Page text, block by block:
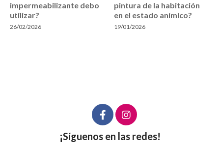
impermeabilizante debo
utilizar?
26/02/2026
pintura de la habitación
en el estado anímico?
19/01/2026
¡Síguenos en las redes!